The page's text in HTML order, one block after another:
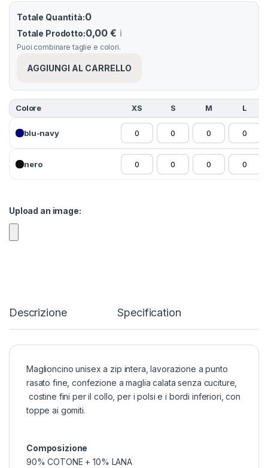
Totale Quantità:0
Totale Prodotto:0,00 € ℹ️
Puoi combinare taglie e colori.
AGGIUNGI AL CARRELLO
Colore XS S M L
blu-navy
nero
Upload an image:
Descrizione Specification
Maglioncino unisex a zip intera, lavorazione a punto
rasato fine, confezione a maglia calata senza cuciture,
costine fini per il collo, per i polsi e i bordi inferiori, con
toppe ai gomiti.
Composizione
90% COTONE + 10% LANA